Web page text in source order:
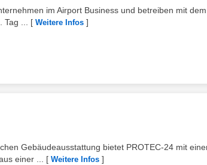
im Airport Business und betreiben mit dem
...
[ Weitere Infos ]
Gebäudeausstattung bietet PROTEC-24 mit
einer ...
[ Weitere Infos ]